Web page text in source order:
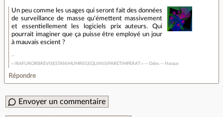
Un peu comme les usages qui seront fait des données
de surveillance de masse qu'émettent massivement
et essentiellement les logiciels prix auteurs. Qui
pourrait imaginer que ça puisse être employé un jour
à mauvais escient ?
« IRAFURORBREVISESTANIMUMREGEQUINISIPARETIMPERAT » — Odes — Horace
Répondre
Envoyer un commentaire